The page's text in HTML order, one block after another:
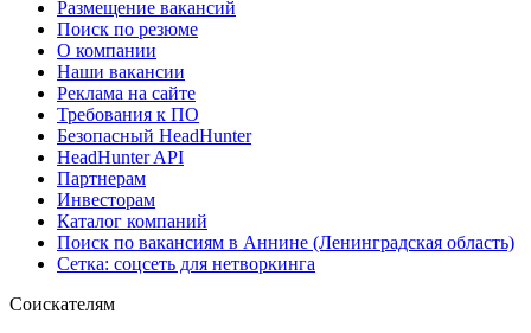
Размещение вакансий
Поиск по резюме
О компании
Наши вакансии
Реклама на сайте
Требования к ПО
Безопасный HeadHunter
HeadHunter API
Партнерам
Инвесторам
Каталог компаний
Поиск по вакансиям в Аннине (Ленинградская область)
Сетка: соцсеть для нетворкинга
Соискателям